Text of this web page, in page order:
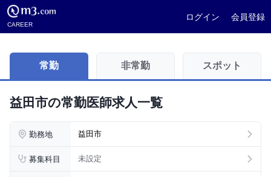
CAREER
ログイン 会員登録
常勤 非常勤 スポット
益田市の常勤医師求人一覧
勤務地 益田市
募集科目 未設定